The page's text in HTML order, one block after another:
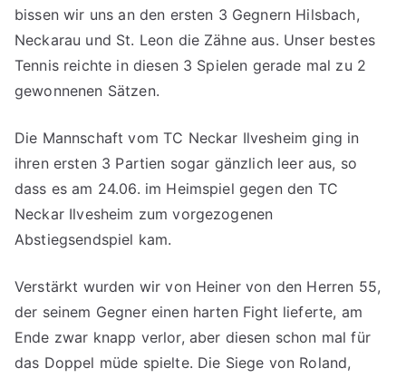
bissen wir uns an den ersten 3 Gegnern Hilsbach,
Neckarau und St. Leon die Zähne aus. Unser bestes
Tennis reichte in diesen 3 Spielen gerade mal zu 2
gewonnenen Sätzen.
Die Mannschaft vom TC Neckar Ilvesheim ging in
ihren ersten 3 Partien sogar gänzlich leer aus, so
dass es am 24.06. im Heimspiel gegen den TC
Neckar Ilvesheim zum vorgezogenen
Abstiegsendspiel kam.
Verstärkt wurden wir von Heiner von den Herren 55,
der seinem Gegner einen harten Fight lieferte, am
Ende zwar knapp verlor, aber diesen schon mal für
das Doppel müde spielte. Die Siege von Roland,